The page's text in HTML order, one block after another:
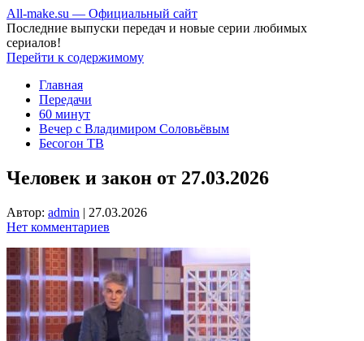
All-make.su — Официальный сайт
Последние выпуски передач и новые серии любимых
сериалов!
Перейти к содержимому
Главная
Передачи
60 минут
Вечер с Владимиром Соловьёвым
Бесогон ТВ
Человек и закон от 27.03.2026
Автор: admin | 27.03.2026
Нет комментариев